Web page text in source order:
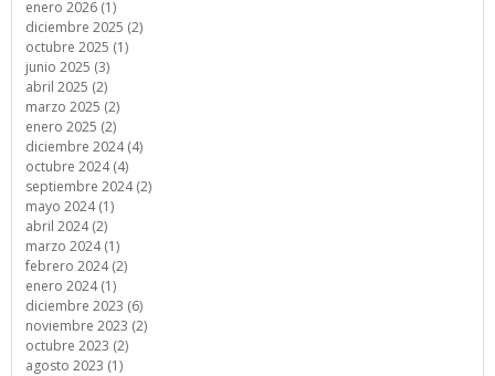
enero 2026 (1)
diciembre 2025 (2)
octubre 2025 (1)
junio 2025 (3)
abril 2025 (2)
marzo 2025 (2)
enero 2025 (2)
diciembre 2024 (4)
octubre 2024 (4)
septiembre 2024 (2)
mayo 2024 (1)
abril 2024 (2)
marzo 2024 (1)
febrero 2024 (2)
enero 2024 (1)
diciembre 2023 (6)
noviembre 2023 (2)
octubre 2023 (2)
agosto 2023 (1)